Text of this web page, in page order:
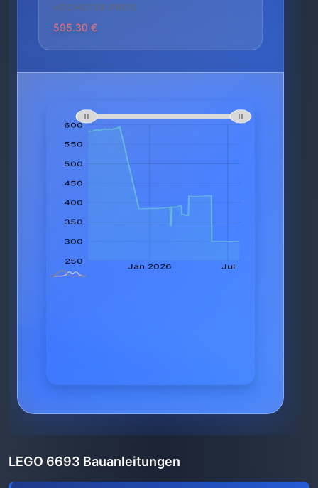
HÖCHSTER PREIS
595.30 €
LEGO 6693 Bauanleitungen